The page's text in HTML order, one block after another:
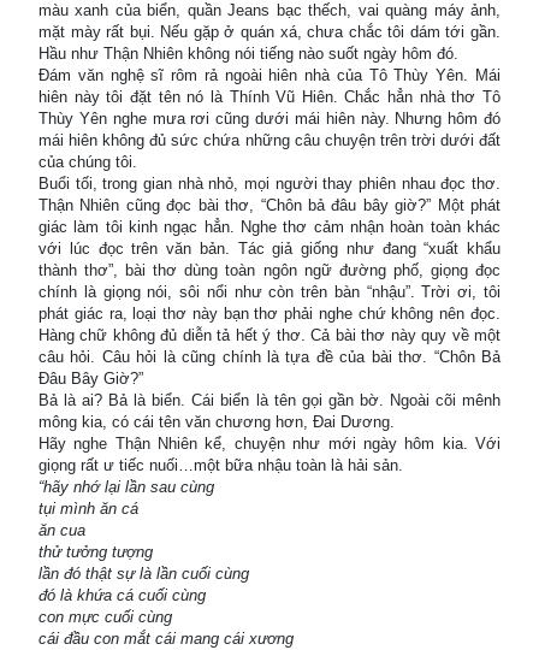
màu xanh của biển, quần Jeans bạc thếch, vai quàng máy ảnh,
mặt mày rất bụi. Nếu gặp ở quán xá, chưa chắc tôi dám tới gần.
Hầu như Thận Nhiên không nói tiếng nào suốt ngày hôm đó.
Đám văn nghệ sĩ rôm rả ngoài hiên nhà của Tô Thùy Yên. Mái
hiên này tôi đặt tên nó là Thính Vũ Hiên. Chắc hẳn nhà thơ Tô
Thùy Yên nghe mưa rơi cũng dưới mái hiên này. Nhưng hôm đó
mái hiên không đủ sức chứa những câu chuyện trên trời dưới đất
của chúng tôi.
Buổi tối, trong gian nhà nhỏ, mọi người thay phiên nhau đọc thơ.
Thận Nhiên cũng đọc bài thơ, “Chôn bả đâu bây giờ?” Một phát
giác làm tôi kinh ngạc hẳn. Nghe thơ cảm nhận hoàn toàn khác
với lúc đọc trên văn bản. Tác giả giống như đang “xuất khẩu
thành thơ”, bài thơ dùng toàn ngôn ngữ đường phố, giọng đọc
chính là giọng nói, sôi nổi như còn trên bàn “nhậu”. Trời ơi, tôi
phát giác ra, loại thơ này bạn thơ phải nghe chứ không nên đọc.
Hàng chữ không đủ diễn tả hết ý thơ. Cả bài thơ này quy về một
câu hỏi. Câu hỏi là cũng chính là tựa đề của bài thơ. “Chôn Bả
Đâu Bây Giờ?”
Bả là ai? Bả là biển. Cái biển là tên gọi gần bờ. Ngoài cõi mênh
mông kia, có cái tên văn chương hơn, Đai Dương.
Hãy nghe Thận Nhiên kể, chuyện như mới ngày hôm kia. Với
giọng rất ư tiếc nuối…một bữa nhậu toàn là hải sản.
“hãy nhớ lại lần sau cùng
tụi mình ăn cá
ăn cua
thử tưởng tượng
lần đó thật sự là lần cuối cùng
đó là khứa cá cuối cùng
con mực cuối cùng
cái đầu con mắt cái mang cái xương